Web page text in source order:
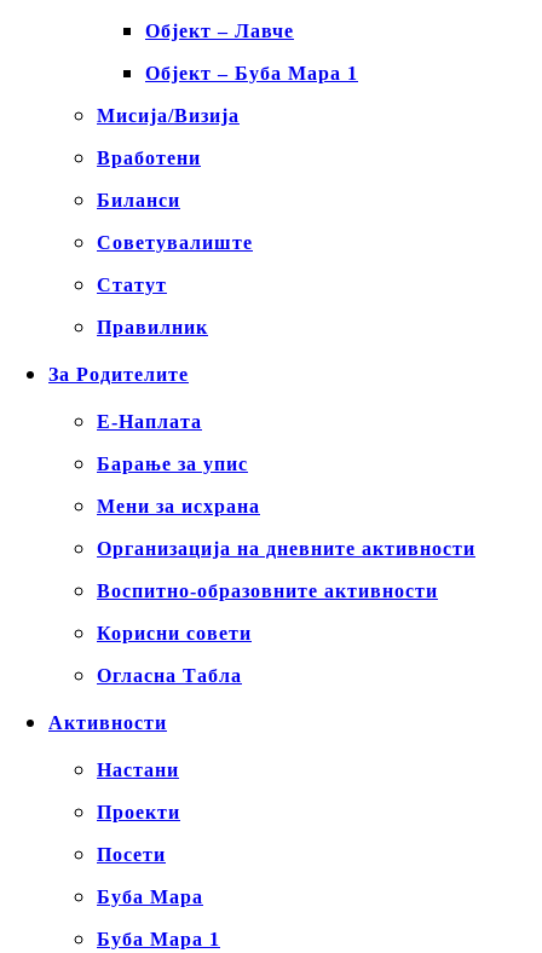
Објект – Лавче
Објект – Буба Мара 1
Мисија/Визија
Вработени
Биланси
Советувалиште
Статут
Правилник
За Родителите
Е-Наплата
Барање за упис
Мени за исхрана
Организација на дневните активности
Воспитно-образовните активности
Корисни совети
Огласна Табла
Активности
Настани
Проекти
Посети
Буба Мара
Буба Мара 1